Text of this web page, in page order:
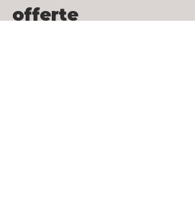
offerte